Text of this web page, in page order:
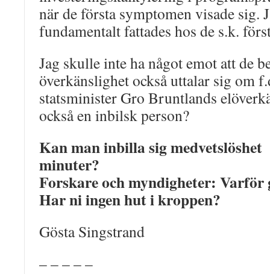
när de första symptomen visade sig.
fundamentalt fattades hos de s.k.
Jag skulle inte ha något emot att de
överkänslighet också uttalar sig om
statsminister Gro Bruntlands
också en inbilsk person?
Kan man inbilla sig medvetslöshet
minuter?
Forskare och myndigheter: Varför
Har ni ingen hut i kroppen?
Gösta Singstrand
– – – – –